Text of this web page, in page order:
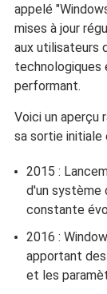
appelé
mises à jour
aux utilisateurs
technologiques
performant.
Voici un aperçu
sa sortie initiale
2015 :
d'un système
constante
2016 :
apportant
et les